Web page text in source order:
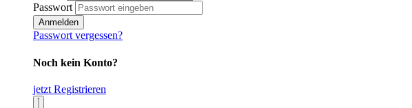
Passwort
Anmelden
Passwort vergessen?
Noch kein Konto?
jetzt Registrieren